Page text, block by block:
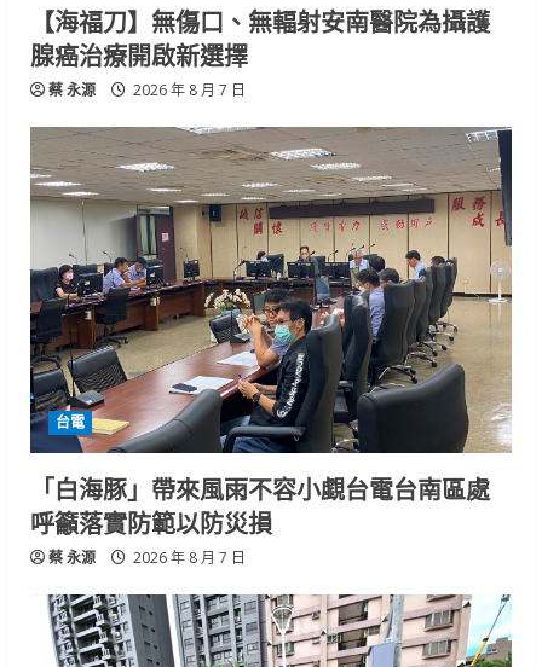
【海福刀】無傷口、無輻射安南醫院為攝護
腺癌治療開啟新選擇
蔡 永源 2026 年 8 月 7 日
台電
「白海豚」帶來風雨不容小覷台電台南區處
呼籲落實防範以防災損
蔡 永源 2026 年 8 月 7 日